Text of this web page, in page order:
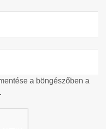
a böngészőben a